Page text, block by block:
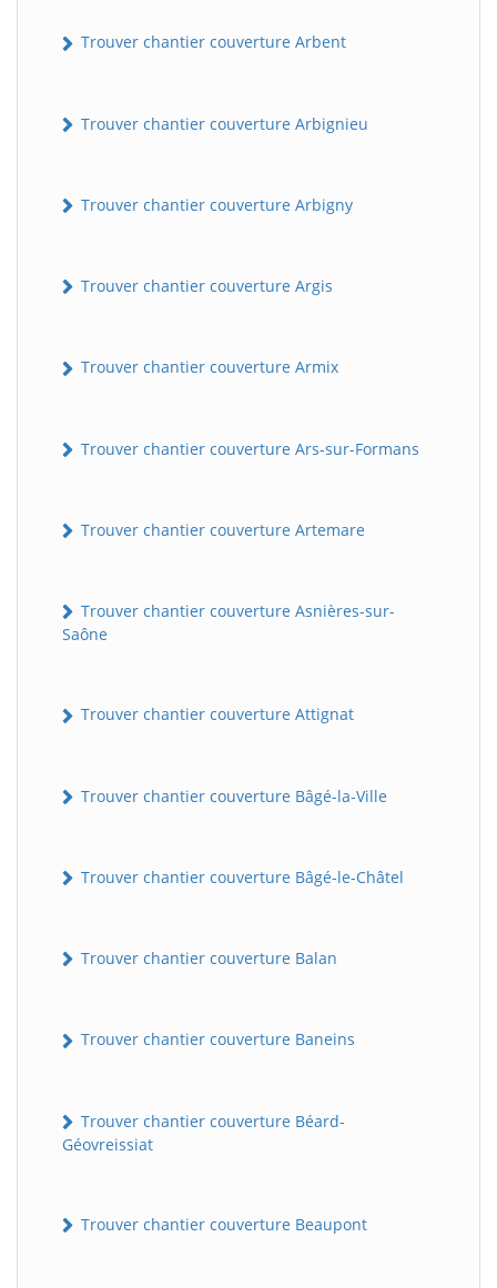
Trouver chantier couverture Arbent
Trouver chantier couverture Arbignieu
Trouver chantier couverture Arbigny
Trouver chantier couverture Argis
Trouver chantier couverture Armix
Trouver chantier couverture Ars-sur-Formans
Trouver chantier couverture Artemare
Trouver chantier couverture Asnières-sur-
Saône
Trouver chantier couverture Attignat
Trouver chantier couverture Bâgé-la-Ville
Trouver chantier couverture Bâgé-le-Châtel
Trouver chantier couverture Balan
Trouver chantier couverture Baneins
Trouver chantier couverture Béard-
Géovreissiat
Trouver chantier couverture Beaupont